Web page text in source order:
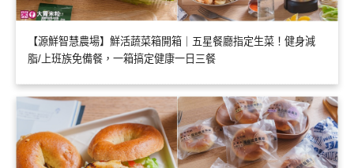
【源鮮智慧農場】鮮活蔬菜箱開箱｜五星餐廳指定生菜！健身減
脂/上班族免備餐，一箱搞定健康一日三餐